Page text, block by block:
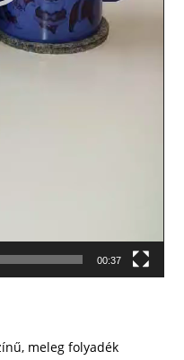
00:37
meleg folyadék